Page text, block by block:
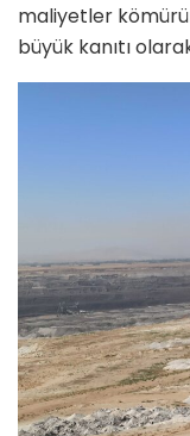
maliyetler
büyük kanıtı